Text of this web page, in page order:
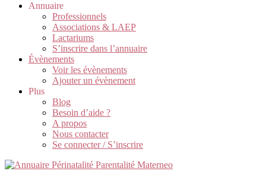
Annuaire
Professionnels
Associations & LAEP
Lactariums
S’inscrire dans l’annuaire
Évènements
Voir les évènements
Ajouter un évènement
Plus
Blog
Besoin d’aide ?
A propos
Nous contacter
Se connecter / S’inscrire